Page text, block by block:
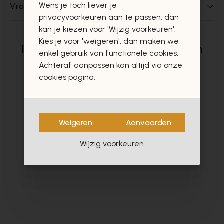
Vragen over dit product?
Deze producten zullen u zeker en
vast ook interesseren
Wens je toch liever je
privacyvoorkeuren aan te passen, dan
kan je kiezen voor 'Wijzig voorkeuren'.
Kies je voor 'weigeren', dan maken we
enkel gebruik van functionele cookies.
Achteraf aanpassen kan altijd via onze
cookies pagina.
Weigeren Aanvaarden
Wijzig voorkeuren